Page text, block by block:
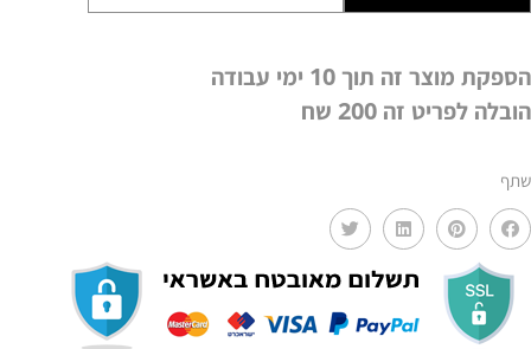
הספקת מוצר זה תוך 10 ימי עבודה
הובלה לפריט זה 200 שח
שתף